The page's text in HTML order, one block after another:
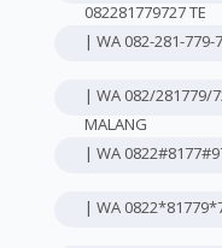
082281779727 TE
| WA 082-281-779-
| WA 082/281779/
MALANG
| WA
| WA